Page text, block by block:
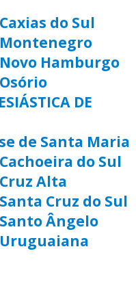
do Sul
Hamburgo
DE
de Santa Maria
do Sul
Alta
Cruz do Sul
Ângelo